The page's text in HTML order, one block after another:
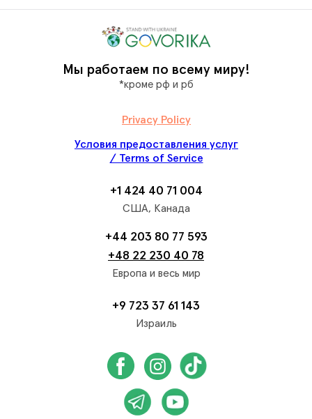
+1 424 40 71 004
США, Канада
+44 203 80 77 593
+48 22 230 40 78
+9 723 37 61 143
Европа и весь мир
Израиль
Мы работаем по всему миру!
Условия предоставления услуг
/ Terms of Service
Privacy Policy
*кроме рф и рб